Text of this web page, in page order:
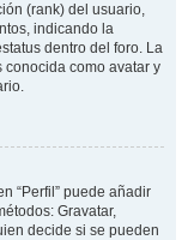
(rank) del usuario,
indicando la
dentro del foro. La
como avatar y
“Perfil” puede añadir
Gravatar,
decide si se pueden